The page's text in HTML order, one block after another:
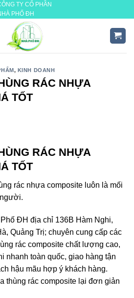
TY CỔ PHẦN
PHỐ ĐH
, KINH DOANH
RÁC NHỰA
TỐT
RÁC NHỰA
TỐT
rác nhựa composite luôn là mối
ĐH địa chỉ 136B Hàm Nghi,
Quảng Trị; chuyên cung cấp các
rác composite chất lượng cao,
nhanh toàn quốc, giao hàng tận
hậu mãu hợp ý khách hàng.
thùng rác composite lại đơn giản